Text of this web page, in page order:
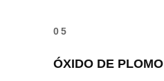
05
ÓXIDO DE PLOMO